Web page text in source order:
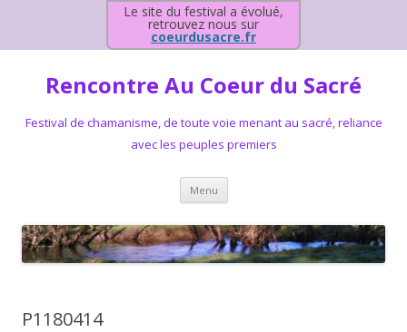
Le site du festival a évolué,
retrouvez nous sur
coeurdusacre.fr
Rencontre Au Coeur du Sacré
Festival de chamanisme, de toute voie menant au sacré, reliance
avec les peuples premiers
Menu Aller au contenu principal
P1180414